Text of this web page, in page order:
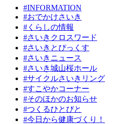
#INFORMATION
#おでかけさいき
#くらしの情報
#さいきクロスワード
#さいきとぴっくす
#さいきニュース
#さいき城山桜ホール
#サイクルさいきリング
#すこやかコーナー
#そのほかのお知らせ
#つくるひとびと
#今日から健康づくり！